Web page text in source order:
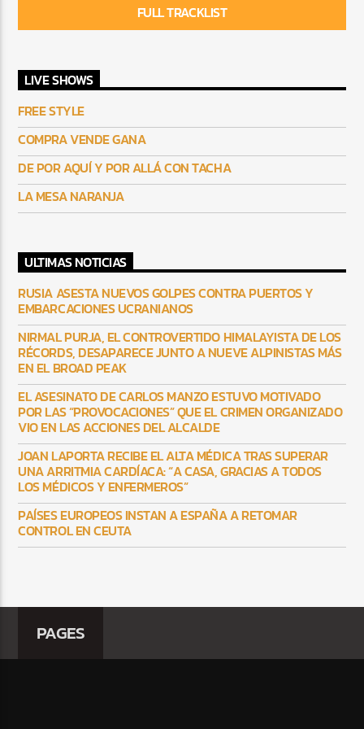
FULL TRACKLIST
LIVE SHOWS
FREE STYLE
COMPRA VENDE GANA
DE POR AQUÍ Y POR ALLÁ CON TACHA
LA MESA NARANJA
ULTIMAS NOTICIAS
RUSIA ASESTA NUEVOS GOLPES CONTRA PUERTOS Y
EMBARCACIONES UCRANIANOS
NIRMAL PURJA, EL CONTROVERTIDO HIMALAYISTA DE LOS
RÉCORDS, DESAPARECE JUNTO A NUEVE ALPINISTAS MÁS
EN EL BROAD PEAK
EL ASESINATO DE CARLOS MANZO ESTUVO MOTIVADO
POR LAS “PROVOCACIONES” QUE EL CRIMEN ORGANIZADO
VIO EN LAS ACCIONES DEL ALCALDE
JOAN LAPORTA RECIBE EL ALTA MÉDICA TRAS SUPERAR
UNA ARRITMIA CARDÍACA: “A CASA, GRACIAS A TODOS
LOS MÉDICOS Y ENFERMEROS”
PAÍSES EUROPEOS INSTAN A ESPAÑA A RETOMAR
CONTROL EN CEUTA
PAGES